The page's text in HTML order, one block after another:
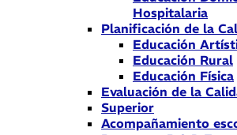
Hospitalaria
Planificación de la
Educación
Educación Rural
Educación Física
Evaluación de la
Superior
Acompañamiento